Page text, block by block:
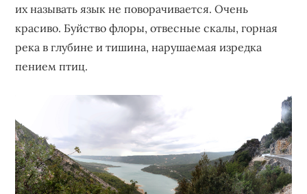
их называть язык не поворачивается. Очень
красиво. Буйство флоры, отвесные скалы, горная
река в глубине и тишина, нарушаемая изредка
пением птиц.